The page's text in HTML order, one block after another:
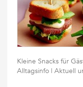
Kleine Snacks für
Alltagsinfo | Aktuell